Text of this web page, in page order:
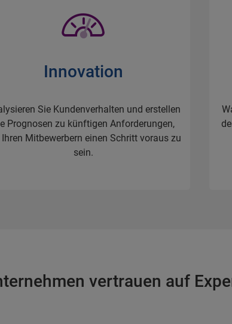
Innovation
Sie Kundenverhalten und erstellen
Prognosen zu künftigen Anforderungen,
Mitbewerbern einen Schritt voraus zu
sein.
vertrauen auf